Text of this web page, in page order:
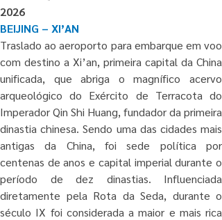
2026
BEIJING – XI’AN
Traslado ao aeroporto para embarque em voo
com destino a Xi’an, primeira capital da China
unificada, que abriga o magnífico acervo
arqueológico do Exército de Terracota do
Imperador Qin Shi Huang, fundador da primeira
dinastia chinesa. Sendo uma das cidades mais
antigas da China, foi sede política por
centenas de anos e capital imperial durante o
período de dez dinastias. Influenciada
diretamente pela Rota da Seda, durante o
século IX foi considerada a maior e mais rica